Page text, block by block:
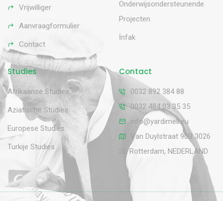
Vrijwilliger
Aanvraagformulier
Contact
Onderwijsondersteunende
Projecten
İnfak
Studies
Afrikaanse Studies
Aziatische Studies
Europese Studies
Turkije Studies
Contact
0032 892 384 88
0032 484 03 35 35
info@yardimeli.eu
Van Duylstraat 90B 3026
SL Rotterdam, NEDERLAND